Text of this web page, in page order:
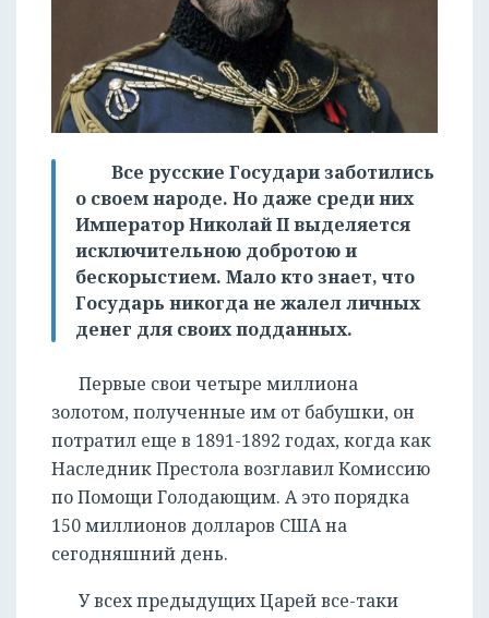
Все русские Государи заботились
о своем народе. Но даже среди них
Император Николай II выделяется
исключительною добротою и
беcкорыстием. Мало кто знает, что
Государь никогда не жалел личных
денег для своих подданных.
Первые свои четыре миллиона
золотом, полученные им от бабушки, он
потратил еще в 1891-1892 годах, когда как
Наследник Престола возглавил Комиссию
по Помощи Голодающим. А это порядка
150 миллионов долларов США на
сегодняшний день.
У всех предыдущих Царей все-таки